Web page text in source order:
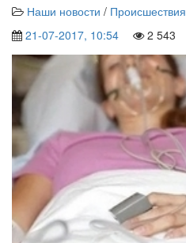
Наши новости / Происшествия
21-07-2017, 10:54
2 543